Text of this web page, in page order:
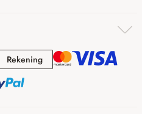
RekeningRekening